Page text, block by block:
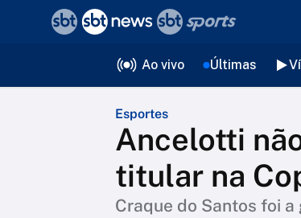
Ao vivo Últimas
Esportes
Ancelotti
titular na
Craque do Santos foi
voltar
Editorias